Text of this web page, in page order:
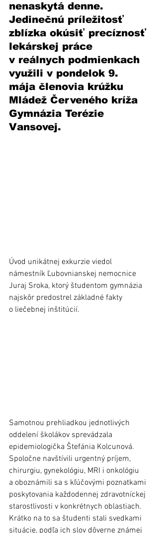
nenaskytá denne.
Jedinečnú príležitosť
zblízka okúsiť precíznosť
lekárskej práce
v reálnych podmienkach
využili v pondelok 9.
mája členovia krúžku
Mládež Červeného kríža
Gymnázia Terézie
Vansovej.
Úvod unikátnej exkurzie viedol
námestník Ľubovnianskej nemocnice
Juraj Sroka, ktorý študentom gymnázia
najskôr predostrel základné fakty
o liečebnej inštitúcií.
Samotnou prehliadkou jednotlivých
oddelení školákov sprevádzala
epidemiologička Štefánia Kolcunová.
Spoločne navštívili urgentný príjem,
chirurgiu, gynekológiu, MRI i onkológiu
a oboznámili sa s kľúčovými poznatkami
poskytovania každodennej zdravotníckej
starostlivosti v konkrétnych oblastiach.
Krátko na to sa študenti stali svedkami
situácie, podľa ich slov dôverne známej